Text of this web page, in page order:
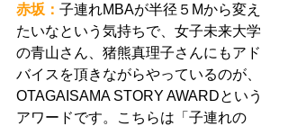
赤坂： 子連れMBAが半径５Mから変え
たいなという気持ちで、女子未来大学
の青山さん、猪熊真理子さんにもアド
バイスを頂きながらやっているのが、
OTAGAISAMA STORY AWARDという
アワードです。こちらは「子連れの